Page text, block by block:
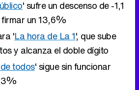
' sufre un descenso de -1,1
un 13,6%
'La hora de La 1', que sube
y alcanza el doble dígito
todos' sigue sin funcionar